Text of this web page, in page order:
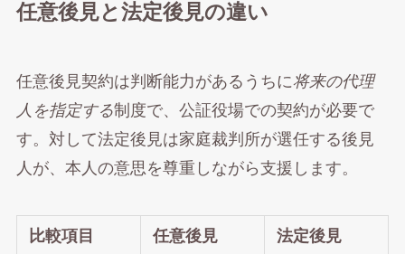
任意後見と法定後見の違い
任意後見契約は判断能力があるうちに将来の代理
人を指定する制度で、公証役場での契約が必要で
す。対して法定後見は家庭裁判所が選任する後見
人が、本人の意思を尊重しながら支援します。
比較項目 任意後見 法定後見